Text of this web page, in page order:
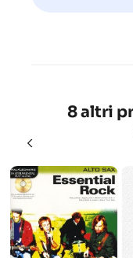
8 altri